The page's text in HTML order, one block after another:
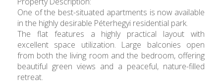
One of the best-situated apartments is now available
in the highly desirable Péterhegyi residential park.
The flat features a highly practical layout with
excellent space utilization. Large balconies open
from both the living room and the bedroom, offering
beautiful green views and a peaceful, nature-filled
retreat.